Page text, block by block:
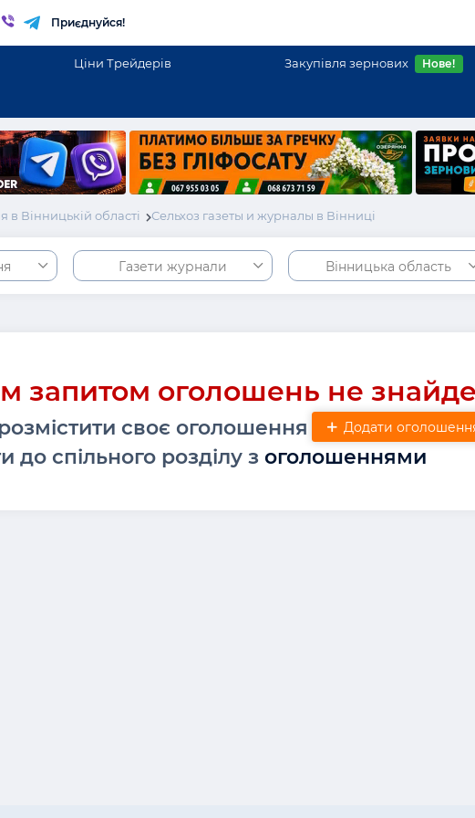
Приєднуйся!
Ціни Трейдерів Закупівля зернових Нове!
в Вінницькій області Сельхоз газеты и журналы в Вінниці
Газети журнали Вінницька область
запитом оголошень не
своє оголошення Додати
до спільного розділу з оголошеннями